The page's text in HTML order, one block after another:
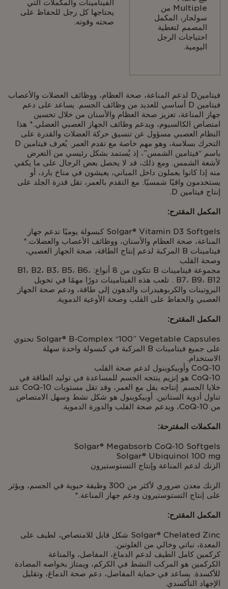
Multiple من
سولجار، المكمل
المصمم لتغطية
احتياجات الرجل
اليومية.
الفيتامينات والمكملات التي
يحتاجها كل رجل للحفاظ على
صحته وقوته.
Body
فيتامينD لدعم المناعة، صحة العظام، ووظائف العضلات والأعصاب
فيتامين D أساسي للعديد من وظائف الجسم. يساعد على دعم
جهاز المناعة، تعزيز صحة العظام والأسنان من خلال تحسين
امتصاص الكالسيوم، ويدعم وظائف الجهاز العصبي العضلي.* هذا
النظام العصبي مسؤول عن تنسيق حركة العضلات والقدرة على
التحرك بسلاسة، وهو مهم خاصة مع تقدم العمر. يُعرف فيتامين D
باسم “فيتامين الشمس”، إذ يُستمد بشكل رئيسي من التعرض
لأشعة الشمس. ومع ذلك، قد لا يحصل بعض الرجال على ما يكفي
منه إذا كانوا يعملون داخل المباني، يعيشون في مناخ بارد، أو
يستخدمون واقيًا شمسيًا. مع التقدم بالعمر، تقل قدرة الجلد على
إنتاج فيتامين D.
المكمل المقترح:
Solgar® Vitamin D3 Softgels كبسولة يوميًا تدعم جهاز
المناعة، صحة العظام والأسنان، ووظائف الأعصاب والعضلات.*
فيتامينات B المركبة لدعم إنتاج الطاقة، صحة الجهاز العصبي،
وصحة القلب
مجموعة فيتامينات B تتكون من 8 أنواع: B1، B2، B3، B5، B6،
B7، B9، B12 . تلعب هذه الفيتامينات دورًا مهمًا في تحويل
البروتينات والكربوهيدرات والدهون إلى طاقة، ودعم صحة الجهاز
العصبي والحفاظ على القلب وصحة الأوعية الدموية.
المكمل المقترح:
Solgar® B-Complex “100” Vegetable Capsules تحتوي
على جميع فيتامينات B المركبة في كبسولة واحدة سهلة
الاستخدام.
CoQ-10 وأوبيكوينول لدعم صحة القلب
CoQ-10 هو إنزيم ينتجه الجسم للمساعدة في توليد الطاقة في
خلايا الجسم. إنتاجه يقل مع العمر، وقد تقل مستويات CoQ-10 عند
تناول أدوية الستاتين. أوبيكوينول هو شكل نشط وسهل الامتصاص
من CoQ-10، ويدعم صحة القلب والدورة الدموية.
المكملات المقترحة:
Solgar® Megabsorb CoQ-10 Softgels
Solgar® Ubiquinol 100 mg
الزنك لدعم المناعة وإنتاج التستوستيرون
الزنك معدن ضروري لأكثر من 300 وظيفة حيوية في الجسم، ويؤثر
على إنتاج التستوستيرون ودعم جهاز المناعة.*
المكمل المقترح:
Solgar® Chelated Zinc شكل قابل للامتصاص، لطيف على
المعدة، نباتي وخالي من الغلوتين.
كركمين كامل الطيف لدعم الدماغ، المفاصل، والمناعة
الكركمين هو المركب النشط في الكركم، ويمتاز بخواصه المضادة
للأكسدة. يساعد في حماية المفاصل، دعم صحة الدماغ، وتقليل
الإجهاد التأكسدي.